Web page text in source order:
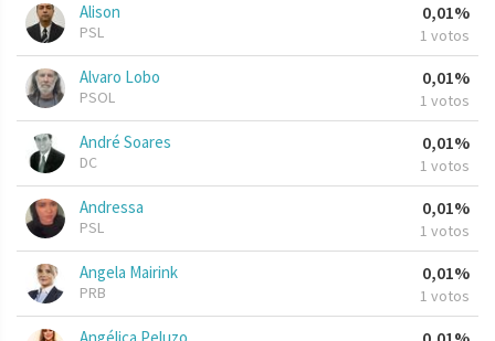
Alison
PSL
0,01%
1 votos
Alvaro Lobo
PSOL
0,01%
1 votos
André Soares
DC
0,01%
1 votos
Andressa
PSL
0,01%
1 votos
Angela Mairink
PRB
0,01%
1 votos